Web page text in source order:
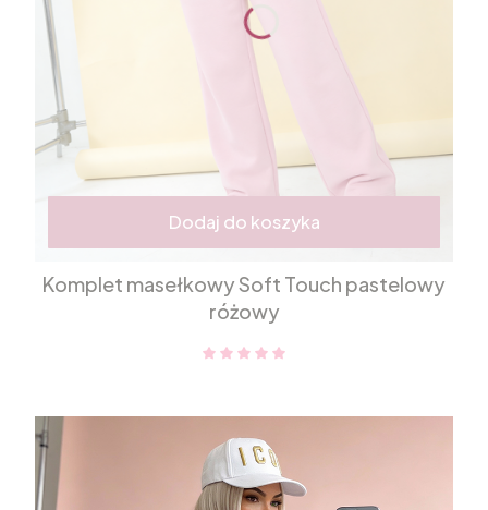
Dodaj do koszyka
Komplet masełkowy Soft Touch pastelowy
różowy